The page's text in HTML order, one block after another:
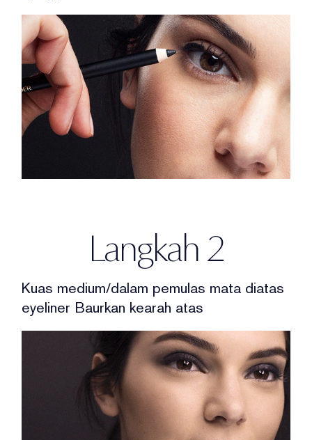
Langkah 2
Kuas medium/dalam pemulas mata diatas
eyeliner Baurkan kearah atas